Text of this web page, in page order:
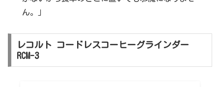
ん。」
レコルト コードレスコーヒーグラインダー
RCM-3